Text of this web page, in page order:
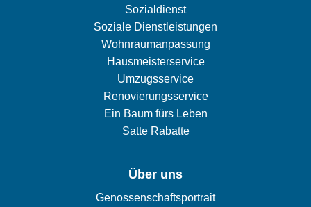
Sozialdienst
Soziale Dienstleistungen
Wohnraumanpassung
Hausmeisterservice
Umzugsservice
Renovierungsservice
Ein Baum fürs Leben
Satte Rabatte
Über uns
Genossenschaftsportrait